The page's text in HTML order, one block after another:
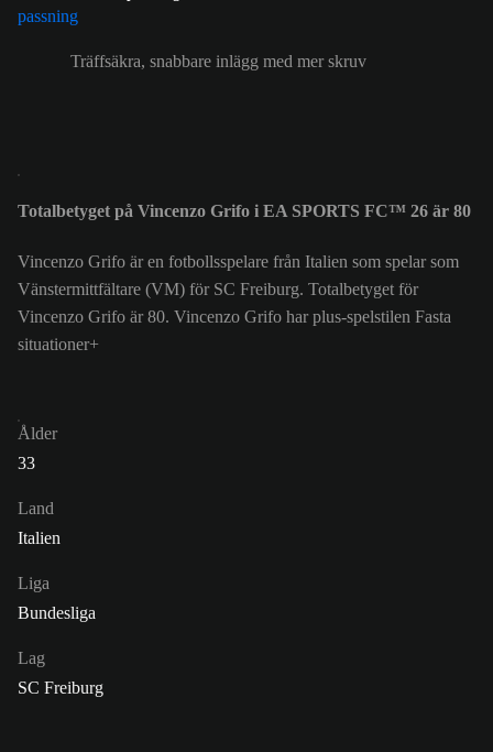
Träffsäkra, snabbare inlägg med mer skruv
Totalbetyget på Vincenzo Grifo i EA SPORTS FC™ 26 är 80
Vincenzo Grifo är en fotbollsspelare från Italien som spelar som
Vänstermittfältare (VM) för SC Freiburg. Totalbetyget för
Vincenzo Grifo är 80. Vincenzo Grifo har plus-spelstilen Fasta
situationer+
Ålder
33
Land
Italien
Liga
Bundesliga
Lag
SC Freiburg